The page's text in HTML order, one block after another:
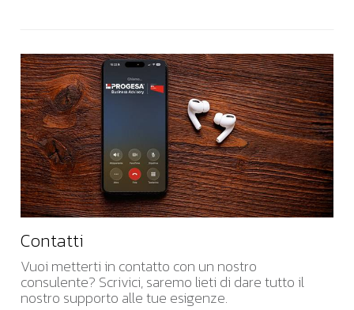
Contatti
Vuoi metterti in contatto con un nostro
consulente? Scrivici, saremo lieti di dare tutto il
nostro supporto alle tue esigenze.